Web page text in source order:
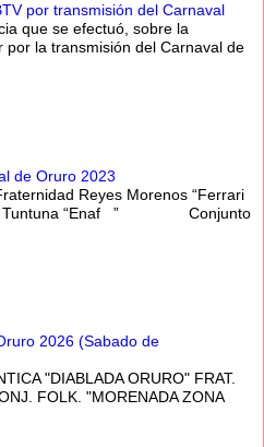
por transmisión del Carnaval
que se efectuó, sobre la
la transmisión del Carnaval de
de Oruro 2023
Reyes Morenos “Ferrari
La Tuntuna “Enaf ” Conjunto
2026 (Sabado de
"DIABLADA ORURO" FRAT.
FOLK. "MORENADA ZONA